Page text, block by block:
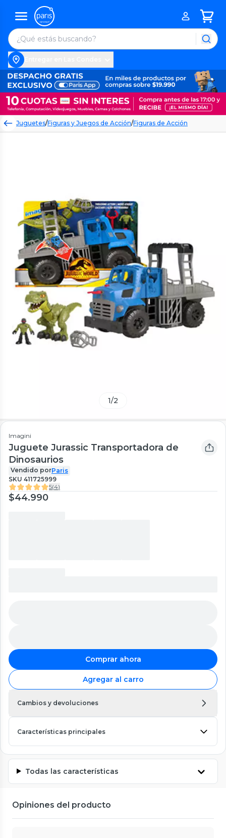
Juguetes/Figuras y Juegos de Acción/Figuras de Acción
1/2
Imagini
Juguete Jurassic Transportadora de
Dinosaurios
Vendido porParis
SKU 411725999
5(4)
$44.990
Comprar ahora
Agregar al carro
Cambios y devoluciones
Características principales
Todas las características
Opiniones del producto